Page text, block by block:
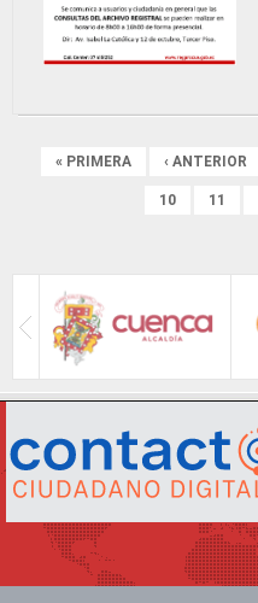
« PRIMERA ‹ ANTERIOR
10 11